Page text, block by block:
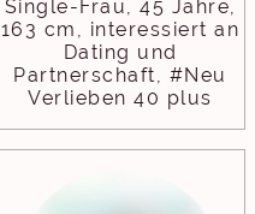
Single-Frau, 45 Jahre,
163 cm, interessiert an
Dating und
Partnerschaft, #Neu
Verlieben 40 plus